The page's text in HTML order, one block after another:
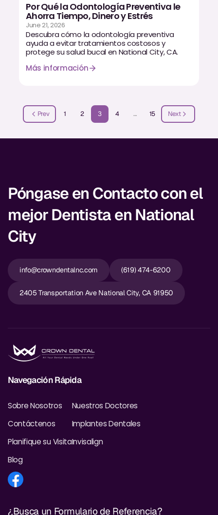
Por Qué la Odontología Preventiva le
Ahorra Tiempo, Dinero y Estrés
June 21, 2026
Descubra cómo la odontología preventiva
ayuda a evitar tratamientos costosos y
protege su salud bucal en National City, CA.
Más información
Prev 1 2 3 4 … 15 Next
Póngase en Contacto con el
mejor Dentista en National
City
info@crowndentalnc.com (619) 474-6200
2405 Transportation Ave National City, CA 91950
Navegación Rápida
Sobre Nosotros
Contáctenos
Planifique su Visita
Blog
Nuestros Doctores
Implantes Dentales
Invisalign
¿Busca un Formulario de Referencia?